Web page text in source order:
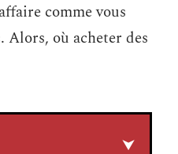
comme vous
Alors, où acheter des